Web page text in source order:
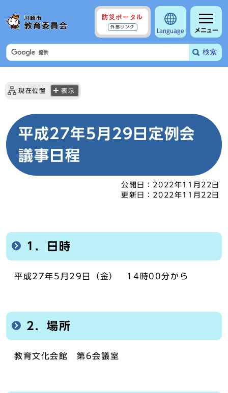
防災ポータル
外部リンク
Language メニュー
検索
現在位置 表示
平成27年5月29日定例会
議事日程
公開日： 2022年11月22日
更新日： 2022年11月22日
1．日時
平成27年5月29日（金） 14時00分から
2．場所
教育文化会館 第6会議室